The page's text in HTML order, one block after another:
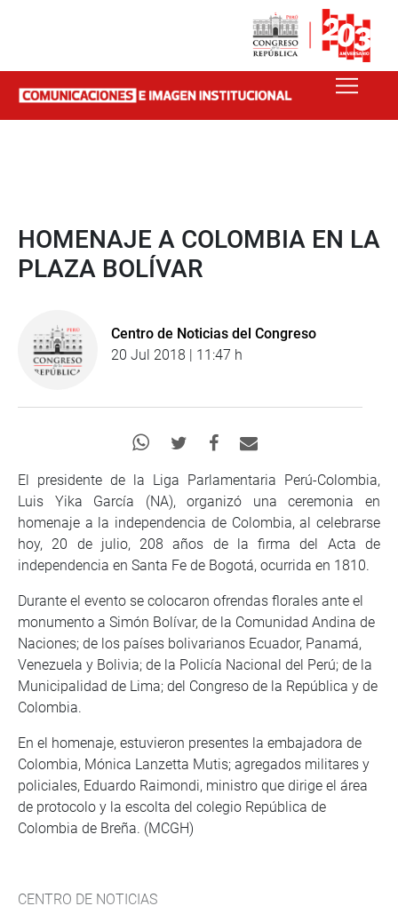
HOMENAJE A COLOMBIA EN LA
PLAZA BOLÍVAR
Centro de Noticias del Congreso
20 Jul 2018 | 11:47 h
El presidente de la Liga Parlamentaria Perú-Colombia,
Luis Yika García (NA), organizó una ceremonia en
homenaje a la independencia de Colombia, al celebrarse
hoy, 20 de julio, 208 años de la firma del Acta de
independencia en Santa Fe de Bogotá, ocurrida en 1810.
Durante el evento se colocaron ofrendas florales ante el
monumento a Simón Bolívar, de la Comunidad Andina de
Naciones; de los países bolivarianos Ecuador, Panamá,
Venezuela y Bolivia; de la Policía Nacional del Perú; de la
Municipalidad de Lima; del Congreso de la República y de
Colombia.
En el homenaje, estuvieron presentes la embajadora de
Colombia, Mónica Lanzetta Mutis; agregados militares y
policiales, Eduardo Raimondi, ministro que dirige el área
de protocolo y la escolta del colegio República de
Colombia de Breña. (MCGH)
CENTRO DE NOTICIAS